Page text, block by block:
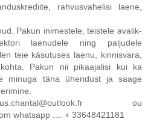
rahvusvahelisi laene,
Pakun inimestele, teistele avalik-
laenudele ning paljudele
teie käsutuses laenu, kinnisvara,
Pakun nii pikaajalisi kui ka
minuga täna ühendust ja saage
ou
whatsapp .... + 33648421181